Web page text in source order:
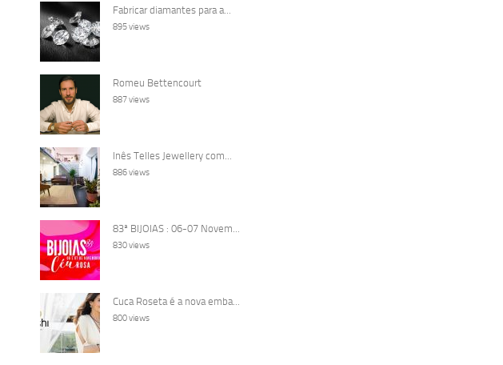
Fabricar diamantes para a...
895 views
Romeu Bettencourt
887 views
Inês Telles Jewellery com...
886 views
83ª BIJOIAS : 06-07 Novem...
830 views
Cuca Roseta é a nova emba...
800 views